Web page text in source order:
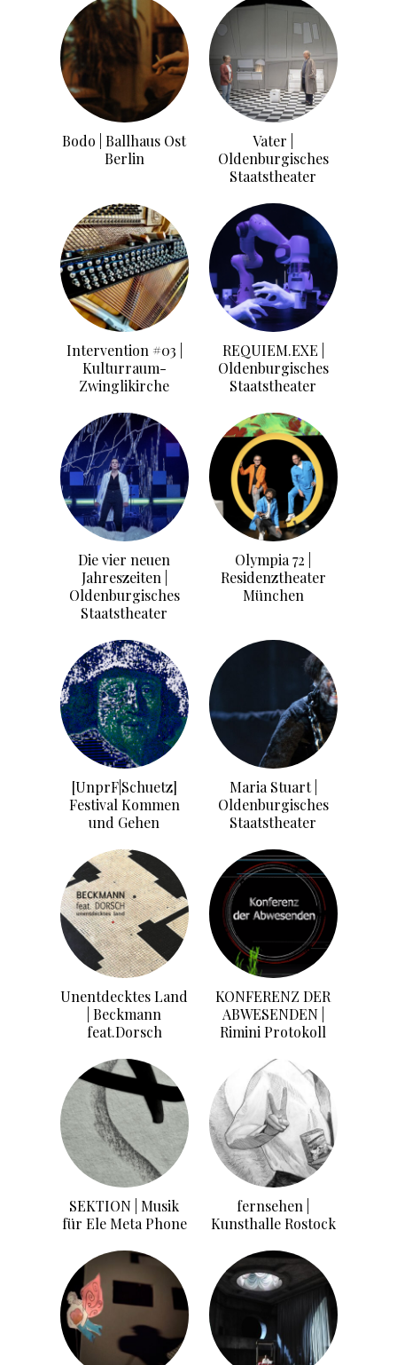
Bodo | Ballhaus Ost
Berlin
Vater |
Oldenburgisches
Staatstheater
Intervention #03 |
Kulturraum-
Zwinglikirche
REQUIEM.EXE |
Oldenburgisches
Staatstheater
Die vier neuen
Jahreszeiten |
Oldenburgisches
Staatstheater
Olympia 72 |
Residenztheater
München
[UnprF|Schuetz]
Festival Kommen
und Gehen
Maria Stuart |
Oldenburgisches
Staatstheater
Unentdecktes Land
| Beckmann
feat.Dorsch
KONFERENZ DER
ABWESENDEN |
Rimini Protokoll
SEKTION | Musik
für Ele Meta Phone
fernsehen |
Kunsthalle Rostock